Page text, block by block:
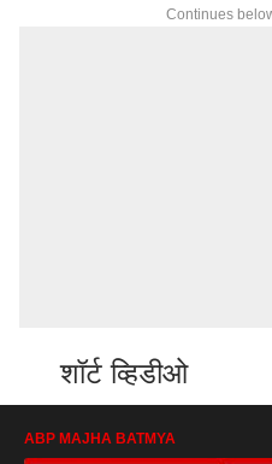
Continues
शॉर्ट व्हिडीओ
ABP MAJHA BATMYA